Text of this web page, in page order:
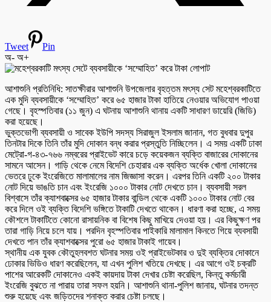
Tweet
Pin
অ- অ+
আশাশুনি প্রতিনিধি: সাতক্ষীরার আশাশুনি উপজেলার বৃহত্তম মৎস্য সেট মহেশ্বরকাটিতে
এক মুদি ব্যবসায়ীকে ‘সম্মোহিত’ করে ৬৫ হাজার টাকা হাতিয়ে নেওয়ার অভিযোগ পাওয়া
গেছে। বৃহস্পতিবার (১১ জুন) এ ঘটনায় আশাশুনি থানায় একটি সাধারণ ডায়েরি (জিডি)
করা হয়েছে।
ভুক্তভোগী ব্যবসায়ী ও সাবেক ইউপি সদস্য সিরাজুল ইসলাম জানান, গত বুধবার দুপুর
তিনটার দিকে তিনি তাঁর মুদি দোকান বন্ধ করার প্রস্তুতি নিচ্ছিলেন। এ সময় একটি ঢাকা
মেট্রো-গ-৪৩-৭৬৬ নম্বরের প্রাইভেট কারে চড়ে কয়েকজন ব্যক্তি বাজারের দোকানের
সামনে আসেন। গাড়ি থেকে নেমে বিদেশি চেহারার এক ব্যক্তি অর্ধেক খোলা দোকানের
ভেতরে ঢুকে ইংরেজিতে মালামালের নাম জিজ্ঞাসা করেন। এরপর তিনি একটি ২০০ টাকার
নোট দিয়ে ভাঙতি চান এবং ইংরেজি ১০০০ টাকার নোট দেখতে চান। ব্যবসায়ী সরল
বিশ্বাসে তাঁর ক্যাশবাক্সের ৬৫ হাজার টাকার বান্ডিল থেকে একটি ১০০০ টাকার নোট বের
করে দিলে ওই ব্যক্তি বিদেশি ভঙ্গিতে টাকাটি দেখতে থাকেন। ধারণা করা হচ্ছে, এ সময়
কৌশলে টাকাটিতে কোনো রাসায়নিক বা বিশেষ কিছু মাখিয়ে দেওয়া হয়। এর কিছুক্ষণ পর
তারা গাড়ি নিয়ে চলে যায়। পরদিন বৃহস্পতিবার পাইকারি মালামাল কিনতে গিয়ে ব্যবসায়ী
দেখতে পান তাঁর ক্যাশবাক্সের পুরো ৬৫ হাজার টাকাই গায়েব।
স্থানীয় এক যুবক কৌতুহলবশত ঘটনার সময় ওই প্রাইভেটকার ও দুই ব্যক্তির দোকানে
ঢোকার ভিডিও ধারণ করেছিলেন, যা এখন পুলিশ খতিয়ে দেখছে। এর আগে ওই চক্রটি
পাশের আরেকটি দোকানেও একই কায়দায় টাকা দেখার চেষ্টা করেছিল, কিন্তু কর্মচারী
ইংরেজি বুঝতে না পারায় তারা সফল হয়নি। আশাশুনি থানা-পুলিশ জানায়, ঘটনার তদন্ত
শুরু হয়েছে এবং জড়িতদের শনাক্ত করার চেষ্টা চলছে।